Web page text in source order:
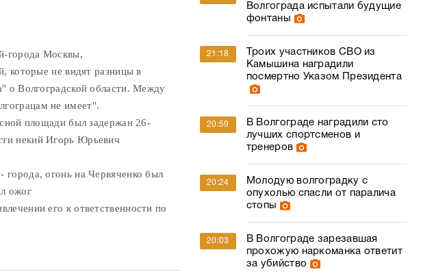
города Москвы,
которые не видят разницы в
о Волгоградской области. Между
не имеет".
площади был задержан 26-
некий Игорь Юрьевич
огонь на Червяченко был
ожог
его к ответственности по
Волгограда испытали будущие
фонтаны
21:18
Троих участников СВО из
Камышина наградили
посмертно Указом Президента
20:59
В Волгограде наградили сто
лучших спортсменов и
тренеров
20:24
Молодую волгоградку с
опухолью спасли от паралича
стопы
20:03
В Волгограде зарезавшая
прохожую наркоманка ответит
за убийство